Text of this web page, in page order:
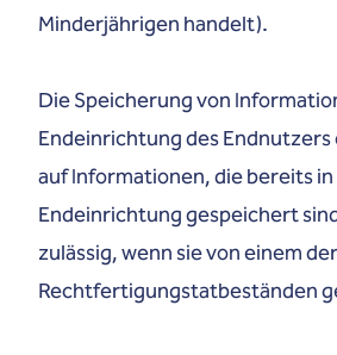
Minderjährigen handelt).
Die Speicherung von
Endeinrichtung des
auf Informationen, die bereits
Endeinrichtung gespeichert
zulässig, wenn sie von einem
Rechtfertigungstatbeständen